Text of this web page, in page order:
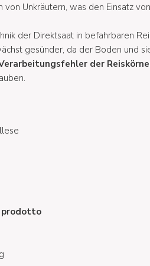
Unkräutern, was den Einsatz
der Direktsaat in befahrbaren
gesünder, da der Boden und
der
prodotto